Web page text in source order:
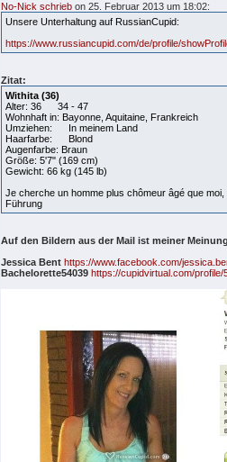
No-Nick schrieb on 25. Februar 2013 um 18:02:
Unsere Unterhaltung auf RussianCupid:
https://www.russiancupid.com/de/profile/
Zitat:
Withita (36)
Alter: 36 34 - 47
Wohnhaft in: Bayonne, Aquitaine, Frankreich
Umziehen: In meinem Land
Haarfarbe: Blond
Augenfarbe: Braun
Größe: 5'7" (169 cm)
Gewicht: 66 kg (145 lb)
Je cherche un homme plus chômeur âgé que
Führung
Auf den Bildern aus der Mail ist meiner
Jessica Benthttps://www.facebook.com/
Bachelorette54039https://cupidvirtual.com/profile/